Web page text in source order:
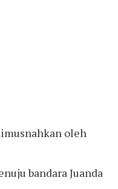
oleh
bandara Juanda